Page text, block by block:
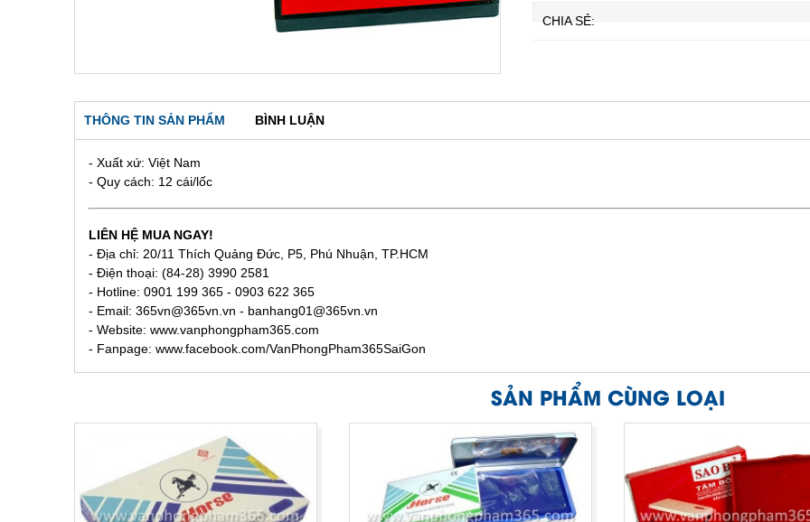
CHIA SẺ:
THÔNG TIN SẢN PHẨM BÌNH LUẬN
- Xuất xứ: Việt Nam
- Quy cách: 12 cái/lốc
LIÊN HỆ MUA NGAY!
- Địa chỉ: 20/11 Thích Quảng Đức, P5, Phú Nhuận, TP.HCM
- Điện thoại: (84-28) 3990 2581
- Hotline: 0901 199 365 - 0903 622 365
- Email: 365vn@365vn.vn - banhang01@365vn.vn
- Website: www.vanphongpham365.com
- Fanpage: www.facebook.com/VanPhongPham365SaiGon
SẢN PHẨM CÙNG LOẠI